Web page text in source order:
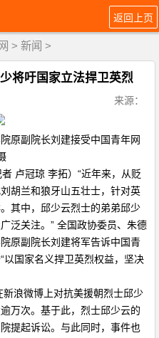
返回上页
> 新闻 >
将吁国家立法捍卫英烈
来源：
副院长刘建接受中国青年网
者 卢冠琼 李拓）“近年来，从贬
胡兰和狼牙山五壮士，针对英
其中，邱少云烈士的弟弟邱少
泛关注。” 全国政协委员、朱德
原副院长刘建将军告诉中国青
以国家名义捍卫英烈权益，坚决
浪微博上对抗美援朝烈士邱少
万次。基于此，烈士邱少云的
提起诉讼。与此同时，事件也